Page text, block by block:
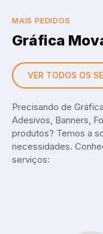
MAIS PEDIDOS
Gráfica
VER TODOS OS
Precisando de
Adesivos, Banners,
produtos? Temos a
necessidades.
serviços: